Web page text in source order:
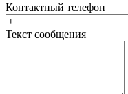
Контактный телефон
Текст сообщения